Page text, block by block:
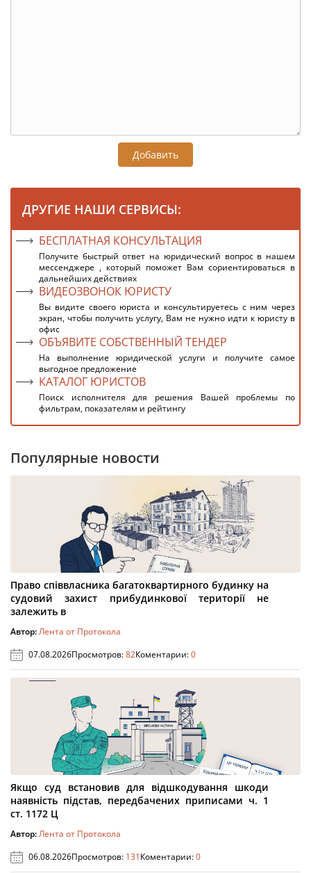
Добавить
ДРУГИЕ НАШИ СЕРВИСЫ:
БЕСПЛАТНАЯ КОНСУЛЬТАЦИЯ
Получите быстрый ответ на юридический вопрос в нашем
мессенджере , который поможет Вам сориентироваться в
дальнейших действиях
ВИДЕОЗВОНОК ЮРИСТУ
Вы видите своего юриста и консультируетесь с ним через
экран, чтобы получить услугу, Вам не нужно идти к юристу в
офис
ОБЪЯВИТЕ СОБСТВЕННЫЙ ТЕНДЕР
На выполнение юридической услуги и получите самое
выгодное предложение
КАТАЛОГ ЮРИСТОВ
Поиск исполнителя для решения Вашей проблемы по
фильтрам, показателям и рейтингу
Популярные новости
Право співвласника багатоквартирного будинку на
судовий захист прибудинкової території не
залежить в
Автор:Лента от Протокола
07.08.2026Просмотров:82Коментарии:0
Якщо суд встановив для відшкодування шкоди
наявність підстав, передбачених приписами ч. 1
ст. 1172 Ц
Автор:Лента от Протокола
06.08.2026Просмотров: 131Коментарии:0